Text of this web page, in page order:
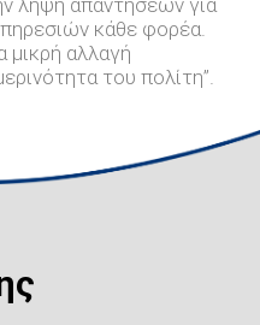
κάθε φορέα.
μικρή αλλαγή
του πολίτη”.